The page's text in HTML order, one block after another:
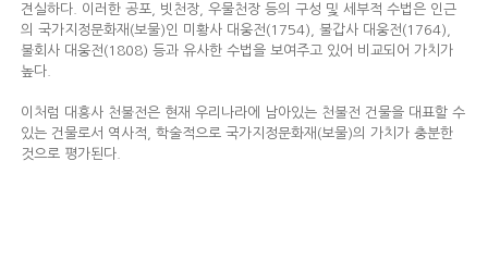
견실하다. 이러한 공포, 빗천장, 우물천장 등의 구성 및 세부적 수법은 인근
의 국가지정문화재(보물)인 미황사 대웅전(1754), 불갑사 대웅전(1764),
불회사 대웅전(1808) 등과 유사한 수법을 보여주고 있어 비교되어 가치가
높다.
이처럼 대흥사 천불전은 현재 우리나라에 남아있는 천불전 건물을 대표할 수
있는 건물로서 역사적, 학술적으로 국가지정문화재(보물)의 가치가 충분한
것으로 평가된다.